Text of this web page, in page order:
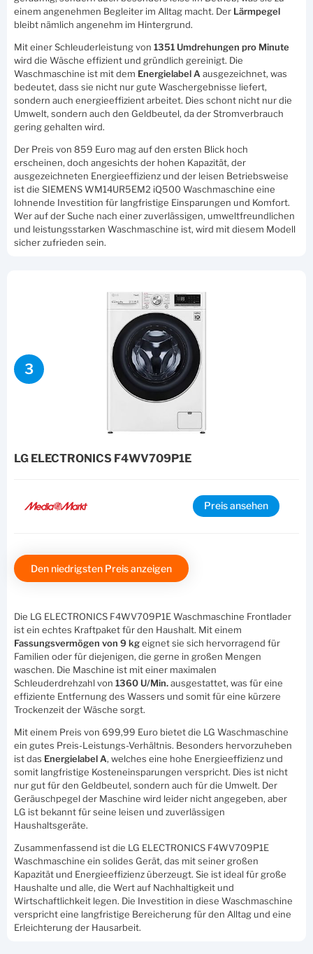
einem angenehmen Begleiter im Alltag macht. Der Lärmpegel
bleibt nämlich angenehm im Hintergrund.
Mit einer Schleuderleistung von 1351 Umdrehungen pro Minute
wird die Wäsche effizient und gründlich gereinigt. Die
Waschmaschine ist mit dem Energielabel A ausgezeichnet, was
bedeutet, dass sie nicht nur gute Waschergebnisse liefert,
sondern auch energieeffizient arbeitet. Dies schont nicht nur die
Umwelt, sondern auch den Geldbeutel, da der Stromverbrauch
gering gehalten wird.
Der Preis von 859 Euro mag auf den ersten Blick hoch
erscheinen, doch angesichts der hohen Kapazität, der
ausgezeichneten Energieeffizienz und der leisen Betriebsweise
ist die SIEMENS WM14UR5EM2 iQ500 Waschmaschine eine
lohnende Investition für langfristige Einsparungen und Komfort.
Wer auf der Suche nach einer zuverlässigen, umweltfreundlichen
und leistungsstarken Waschmaschine ist, wird mit diesem Modell
sicher zufrieden sein.
3
LG ELECTRONICS F4WV709P1E
Preis ansehen
Den niedrigsten Preis anzeigen
Die LG ELECTRONICS F4WV709P1E Waschmaschine Frontlader
ist ein echtes Kraftpaket für den Haushalt. Mit einem
Fassungsvermögen von 9 kgeignet sie sich hervorragend für
Familien oder für diejenigen, die gerne in großen Mengen
waschen. Die Maschine ist mit einer maximalen
Schleuderdrehzahl von 1360 U/Min.ausgestattet, was für eine
effiziente Entfernung des Wassers und somit für eine kürzere
Trockenzeit der Wäsche sorgt.
Mit einem Preis von 699,99 Euro bietet die LG Waschmaschine
ein gutes Preis-Leistungs-Verhältnis. Besonders hervorzuheben
ist das Energielabel A, welches eine hohe Energieeffizienz und
somit langfristige Kosteneinsparungen verspricht. Dies ist nicht
nur gut für den Geldbeutel, sondern auch für die Umwelt. Der
Geräuschpegel der Maschine wird leider nicht angegeben, aber
LG ist bekannt für seine leisen und zuverlässigen
Haushaltsgeräte.
Zusammenfassend ist die LG ELECTRONICS F4WV709P1E
Waschmaschine ein solides Gerät, das mit seiner großen
Kapazität und Energieeffizienz überzeugt. Sie ist ideal für große
Haushalte und alle, die Wert auf Nachhaltigkeit und
Wirtschaftlichkeit legen. Die Investition in diese Waschmaschine
verspricht eine langfristige Bereicherung für den Alltag und eine
Erleichterung der Hausarbeit.